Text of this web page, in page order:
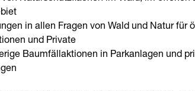
in allen Fragen von Wald und Natur für
und Private
Baumfällaktionen in Parkanlagen und